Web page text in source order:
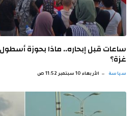
ساعات قبل إبحاره.. ماذا بحوزة
غزة؟
سياسة الأربعاء 10 سبتمبر 11:52 ص